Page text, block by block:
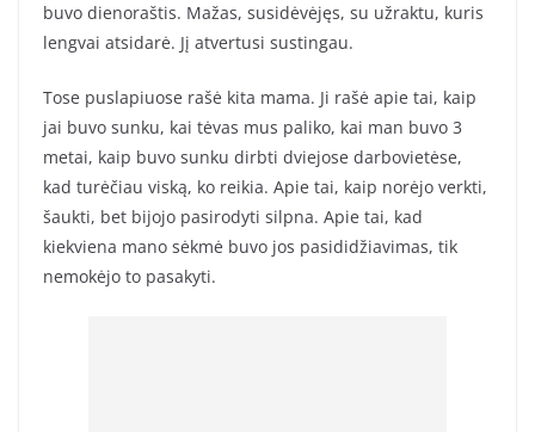
buvo dienoraštis. Mažas, susidėvėjęs, su užraktu, kuris
lengvai atsidarė. Jį atvertusi sustingau.
Tose puslapiuose rašė kita mama. Ji rašė apie tai, kaip
jai buvo sunku, kai tėvas mus paliko, kai man buvo 3
metai, kaip buvo sunku dirbti dviejose darbovietėse,
kad turėčiau viską, ko reikia. Apie tai, kaip norėjo verkti,
šaukti, bet bijojo pasirodyti silpna. Apie tai, kad
kiekviena mano sėkmė buvo jos pasididžiavimas, tik
nemokėjo to pasakyti.